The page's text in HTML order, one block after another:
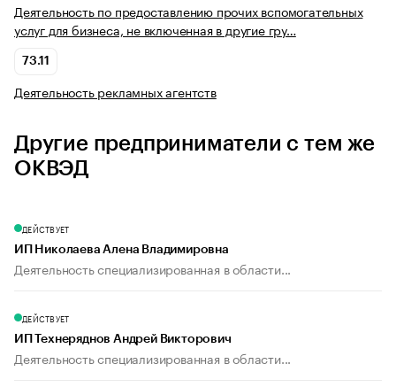
Деятельность по предоставлению прочих вспомогательных
услуг для бизнеса, не включенная в другие гру…
73.11
Деятельность рекламных агентств
Другие предприниматели с тем же
ОКВЭД
ДЕЙСТВУЕТ
ИП Николаева Алена Владимировна
Деятельность специализированная в области...
ДЕЙСТВУЕТ
ИП Технеряднов Андрей Викторович
Деятельность специализированная в области...